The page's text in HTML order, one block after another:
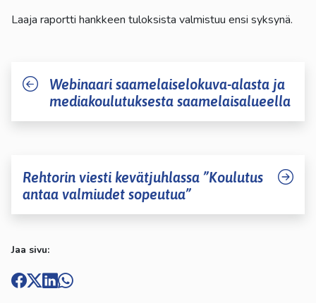
Laaja raportti hankkeen tuloksista valmistuu ensi syksynä.
Webinaari saamelaiselokuva-alasta ja
mediakoulutuksesta saamelaisalueella
Rehtorin viesti kevätjuhlassa ”Koulutus
antaa valmiudet sopeutua”
Jaa sivu: